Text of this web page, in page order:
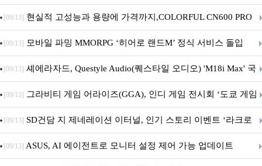
브랜드데이 기획전 진행
[09/13] 현실적 고성능과 용량에 가격까지,COLORFUL CN600 PRO
M.2 NVMe 디앤디컴 1TB
[09/13] 모바일 파밍 MMORPG ‘히어로 랜드M’ 정식 서비스 돌입
[09/13] 셰에라자드, Questyle Audio(퀘스타일 오디오) 'M18i Max' 국
내 정식 출시
[09/13] 그라비티 게임 어라이즈(GGA), 인디 게임 전시회 ‘도쿄 게임
던전 13’ 참가!
[09/13] SD건담 지 제네레이션 이터널, 인기 스토리 이벤트 ‘라크로
아의 용사’ 재개최 및 풍성한 기념 이벤트 실시!
[09/13] ASUS, AI 에이전트로 모니터 설정 제어 가능 업데이트